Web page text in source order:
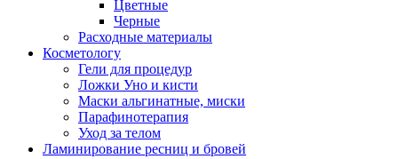
Цветные
Черные
Расходные материалы
Косметологу
Гели для процедур
Ложки Уно и кисти
Маски альгинатные, миски
Парафинотерапия
Уход за телом
Ламинирование ресниц и бровей